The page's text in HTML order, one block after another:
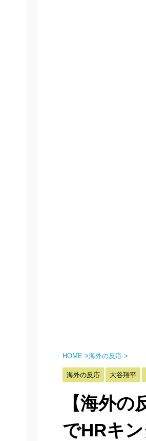
HOME >海外の反応 >
海外の反応 大谷翔平
【海外
でHRキ